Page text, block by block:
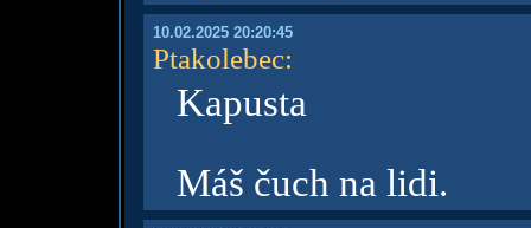
10.02.2025 20:20:45
Ptakolebec:
Kapusta
Máš čuch na lidi.